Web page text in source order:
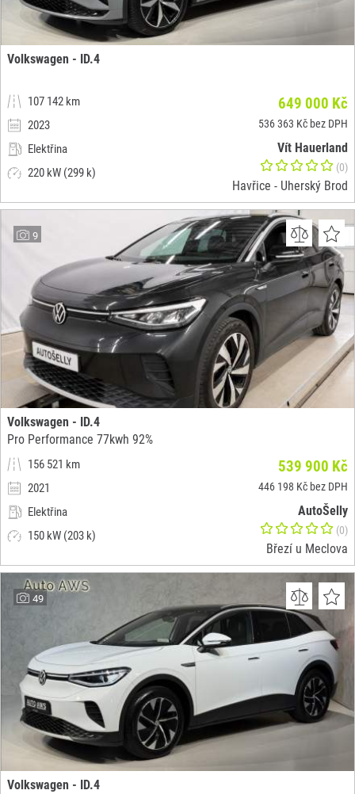
Volkswagen - ID.4
107 142 km
2023
Elektřina
220 kW (299 k)
649 000 Kč
536 363 Kč bez DPH
Vít Hauerland
(0)
Havřice - Uherský Brod
9
Volkswagen - ID.4
Pro Performance 77kwh 92%
156 521 km
2021
Elektřina
150 kW (203 k)
539 900 Kč
446 198 Kč bez DPH
AutoŠelly
(0)
Březí u Meclova
49
Volkswagen - ID.4